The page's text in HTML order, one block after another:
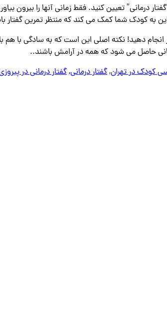
درمانی” تعیین کنید. فقط زمانی آنها را بیرون
به کودک شما کمک می کند که منتظر تمرین گفتار
انجام دهید! نکته اصلی این است که به سادگی
حاصل می شود که همه در آرامش باشند..
کودک در تهران,گفتار درمانی,گفتار درمانی در